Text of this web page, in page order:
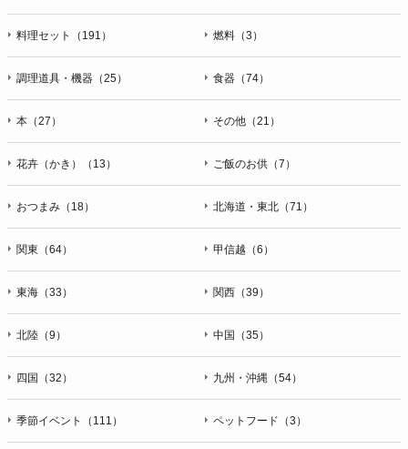
料理セット（191） 燃料（3）
調理道具・機器（25） 食器（74）
本（27） その他（21）
花卉（かき）（13） ご飯のお供（7）
おつまみ（18） 北海道・東北（71）
関東（64） 甲信越（6）
東海（33） 関西（39）
北陸（9） 中国（35）
四国（32） 九州・沖縄（54）
季節イベント（111） ペットフード（3）